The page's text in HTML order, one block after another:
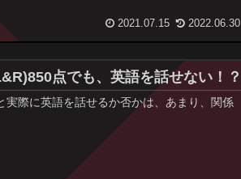
2021.07.15 2022.06.30
点でも、英語を話せない！？
実際に英語を話せるか否かは、あまり、関係